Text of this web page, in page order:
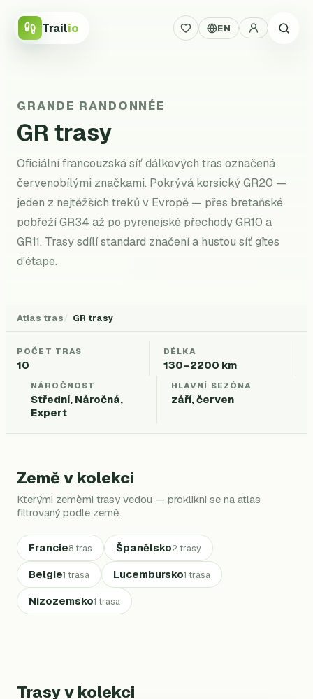
Trailio EN
GRANDE RANDONNÉE
GR trasy
Oficiální francouzská síť dálkových tras označená
červenobílými značkami. Pokrývá korsický GR20 —
jeden z nejtěžších treků v Evropě — přes bretaňské
pobřeží GR34 až po pyrenejské přechody GR10 a
GR11. Trasy sdílí standard značení a hustou síť gîtes
d'étape.
Atlas tras GR trasy
POČET TRAS
10
DÉLKA
130–2200 km
NÁROČNOST
Střední, Náročná,
Expert
HLAVNÍ SEZÓNA
září, červen
Země v kolekci
Kterými zeměmi trasy vedou — proklikni se na atlas
filtrovaný podle země.
Francie8 tras Španělsko2 trasy
Belgie1 trasa Lucembursko1 trasa
Nizozemsko1 trasa
Trasy v kolekci